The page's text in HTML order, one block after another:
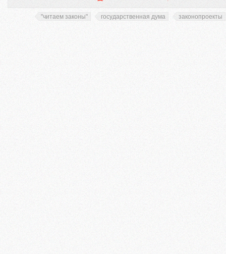
"читаем законы" государственная дума законопроекты